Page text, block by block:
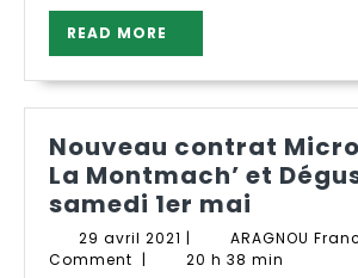
READ MORE
MORE
Nouveau contrat
La Montmach’ et
samedi 1er mai
contrat
29 avril 2021 29
avril
| ARAGNOU
Comment | 20 h 38 min